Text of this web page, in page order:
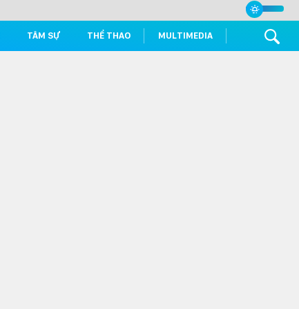
TÂM SỰ THỂ THAO MULTIMEDIA